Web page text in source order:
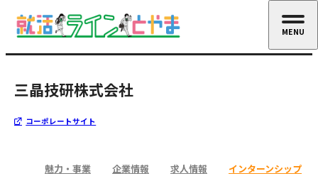
三晶技研株式会社
コーポレートサイト
魅力・事業 企業情報 求人情報 インターンシップ
MENU